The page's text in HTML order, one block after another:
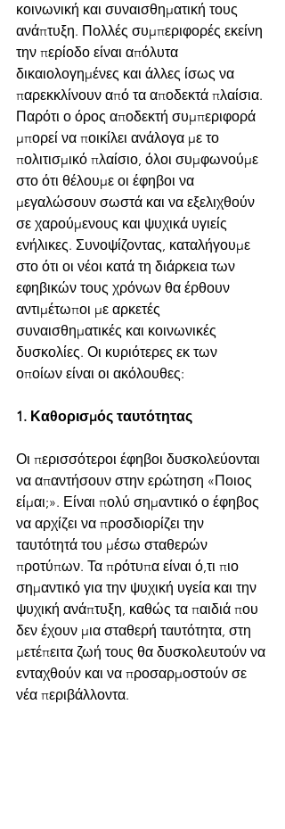
κοινωνική και συναισθηματική τους
ανάπτυξη. Πολλές συμπεριφορές εκείνη
την περίοδο είναι απόλυτα
δικαιολογημένες και άλλες ίσως να
παρεκκλίνουν από τα αποδεκτά πλαίσια.
Παρότι ο όρος αποδεκτή συμπεριφορά
μπορεί να ποικίλει ανάλογα με το
πολιτισμικό πλαίσιο, όλοι συμφωνούμε
στο ότι θέλουμε οι έφηβοι να
μεγαλώσουν σωστά και να εξελιχθούν
σε χαρούμενους και ψυχικά υγιείς
ενήλικες. Συνοψίζοντας, καταλήγουμε
στο ότι οι νέοι κατά τη διάρκεια των
εφηβικών τους χρόνων θα έρθουν
αντιμέτωποι με αρκετές
συναισθηματικές και κοινωνικές
δυσκολίες. Οι κυριότερες εκ των
οποίων είναι οι ακόλουθες:
1. Καθορισμός ταυτότητας
Οι περισσότεροι έφηβοι δυσκολεύονται
να απαντήσουν στην ερώτηση «Ποιος
είμαι;». Είναι πολύ σημαντικό ο έφηβος
να αρχίζει να προσδιορίζει την
ταυτότητά του μέσω σταθερών
προτύπων. Τα πρότυπα είναι ό,τι πιο
σημαντικό για την ψυχική υγεία και την
ψυχική ανάπτυξη, καθώς τα παιδιά που
δεν έχουν μια σταθερή ταυτότητα, στη
μετέπειτα ζωή τους θα δυσκολευτούν να
ενταχθούν και να προσαρμοστούν σε
νέα περιβάλλοντα.